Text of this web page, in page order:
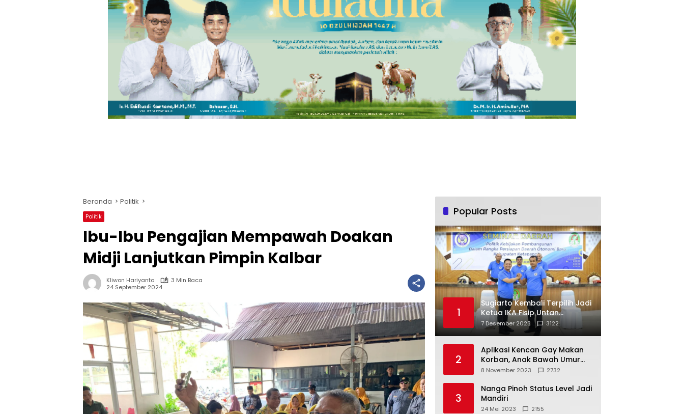
Beranda Politik
Politik
Ibu-Ibu Pengajian Mempawah Doakan
Midji Lanjutkan Pimpin Kalbar
Kliwon Hariyanto
3 Min Baca
24 September 2024
Popular Posts
1
Sugiarto Kembali Terpilih Jadi
Ketua IKA Fisip Untan
Ketapang
7 Desember 2023 3122
2
Aplikasi Kencan Gay Makan
Korban, Anak Bawah Umur
Jadi Korban Persetubuhan
8 November 2023 2732
3
Nanga Pinoh Status Level Jadi
Mandiri
24 Mei 2023 2155